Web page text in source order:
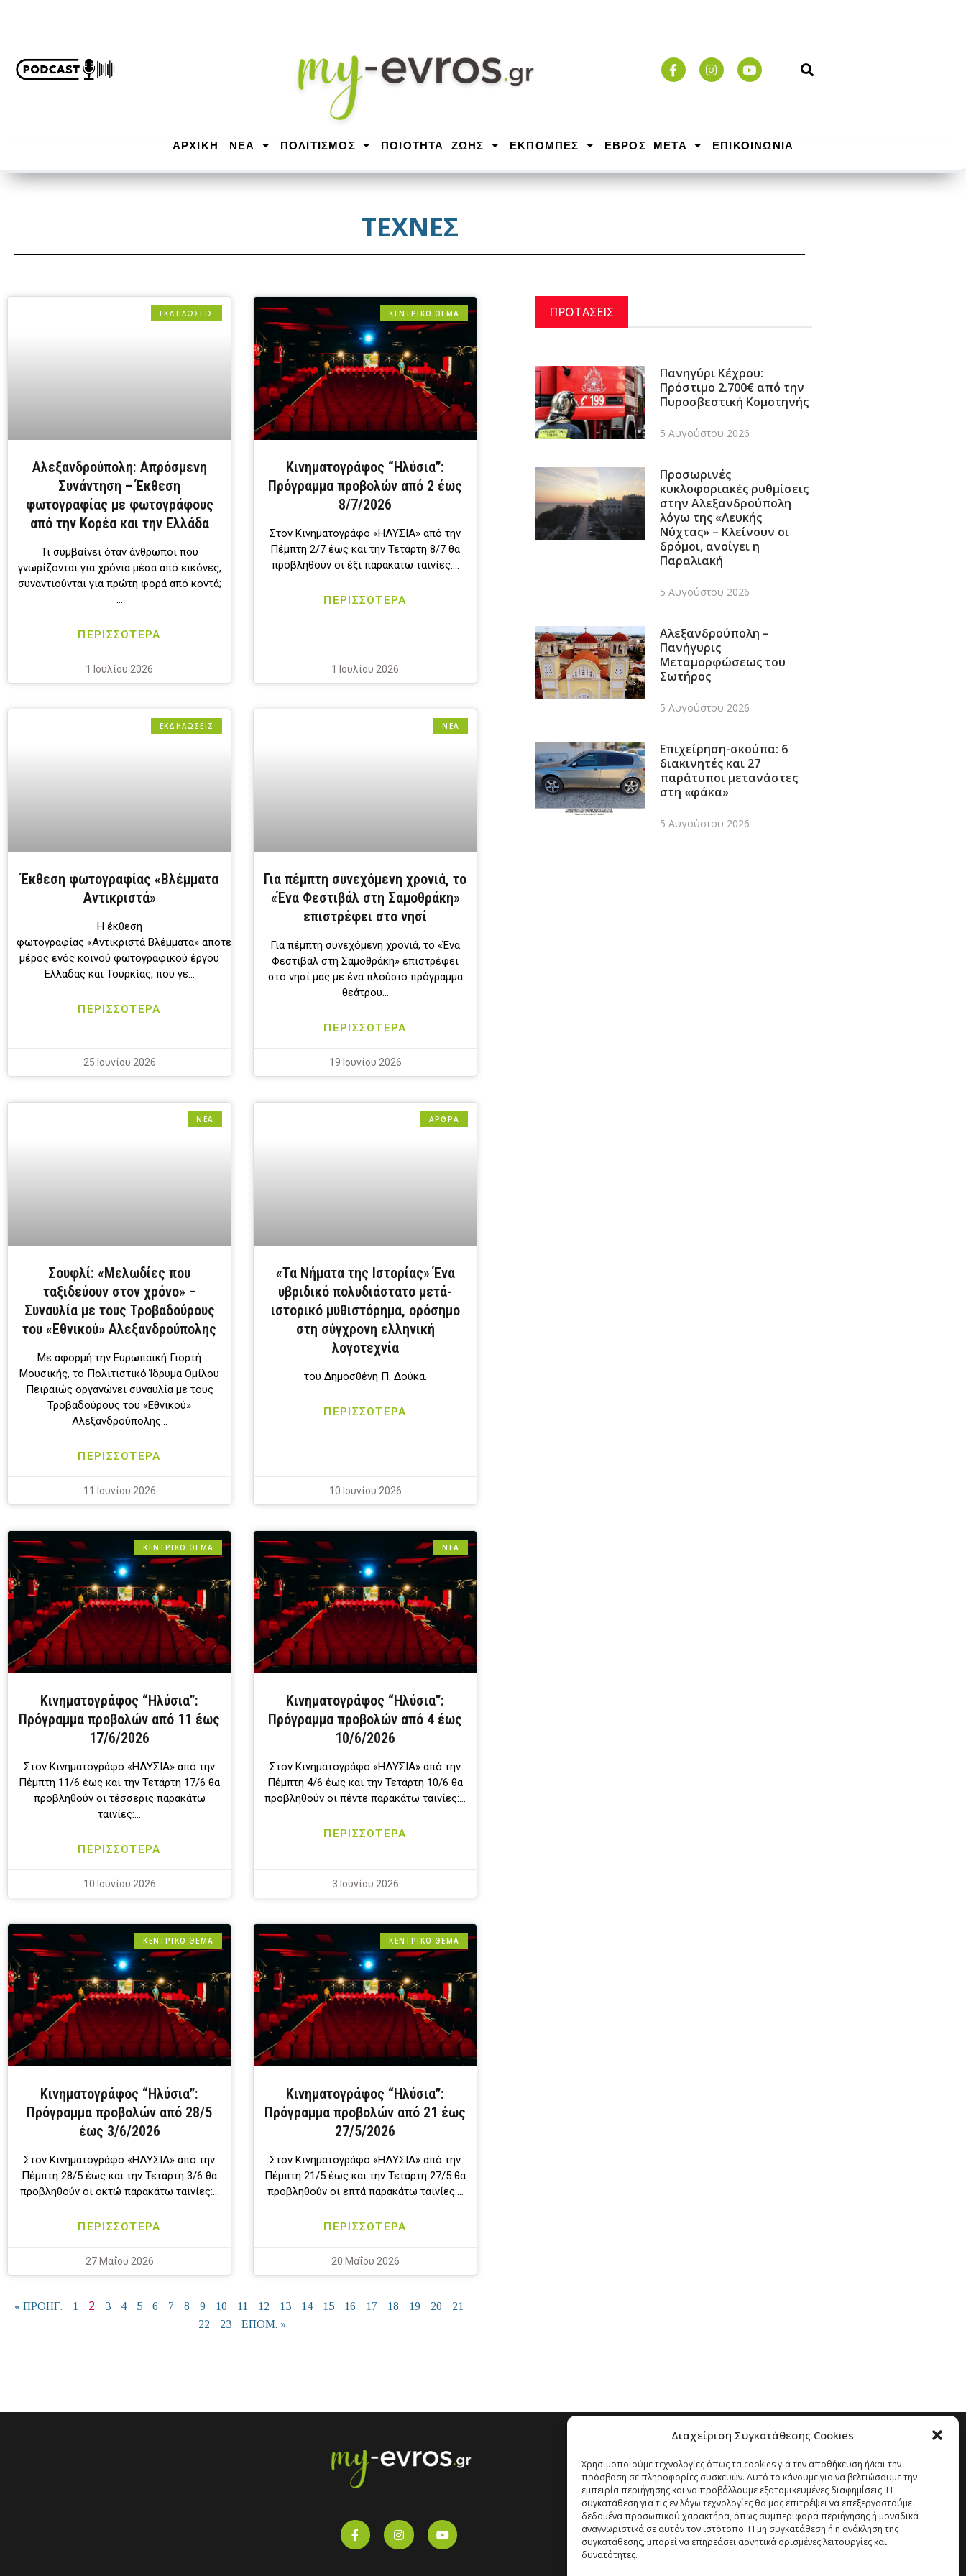
Διαχείριση Συγκατάθεσης Cookies
Χρησιμοποιούμε τεχνολογίες όπως τα cookies για την αποθήκευση ή/και την
πρόσβαση σε πληροφορίες συσκευών. Αυτό το κάνουμε για να βελτιώσουμε την
εμπειρία περιήγησης και να προβάλλουμε εξατομικευμένες διαφημίσεις. Η
συγκατάθεση για τις εν λόγω τεχνολογίες θα μας επιτρέψει να επεξεργαστούμε
δεδομένα προσωπικού χαρακτήρα, όπως συμπεριφορά περιήγησης ή μοναδικά
αναγνωριστικά σε αυτόν τον ιστότοπο. Η μη συγκατάθεση ή η ανάκληση της
συγκατάθεσης, μπορεί να επηρεάσει αρνητικά ορισμένες λειτουργίες και
δυνατότητες.
ΑΡΧΙΚΉ ΝΕΑ ΠΟΛΙΤΙΣΜΟΣ ΠΟΙΟΤΗΤΑ ΖΩΗΣ ΕΚΠΟΜΠΕΣ ΕΒΡΟΣ ΜΕΤΑ ΕΠΙΚΟΙΝΩΝΙΑ
ΤΕΧΝΕΣ
ΕΚΔΗΛΩΣΕΙΣ
Αλεξανδρούπολη: Απρόσμενη
Συνάντηση – Έκθεση
φωτογραφίας με φωτογράφους
από την Κορέα και την Ελλάδα
Τι συμβαίνει όταν άνθρωποι που
γνωρίζονται για χρόνια μέσα από εικόνες,
συναντιούνται για πρώτη φορά από κοντά;
…
ΠΕΡΙΣΣΟΤΕΡΑ
1 Ιουλίου 2026
ΚΕΝΤΡΙΚΟ ΘΕΜΑ
Κινηματογράφος “Ηλύσια”:
Πρόγραμμα προβολών από 2 έως
8/7/2026
Στον Κινηματογράφο «ΗΛΥΣΙΑ» από την
Πέμπτη 2/7 έως και την Τετάρτη 8/7 θα
προβληθούν οι έξι παρακάτω ταινίες:…
ΠΕΡΙΣΣΟΤΕΡΑ
1 Ιουλίου 2026
ΕΚΔΗΛΩΣΕΙΣ
Έκθεση φωτογραφίας «Βλέμματα
Αντικριστά»
Η έκθεση
φωτογραφίας «Αντικριστά Βλέμματα» αποτελεί
μέρος ενός κοινού φωτογραφικού έργου
Ελλάδας και Τουρκίας, που γε…
ΠΕΡΙΣΣΟΤΕΡΑ
25 Ιουνίου 2026
ΝΕΑ
Για πέμπτη συνεχόμενη χρονιά, το
«Ένα Φεστιβάλ στη Σαμοθράκη»
επιστρέφει στο νησί
Για πέμπτη συνεχόμενη χρονιά, το «Ένα
Φεστιβάλ στη Σαμοθράκη» επιστρέφει
στο νησί μας με ένα πλούσιο πρόγραμμα
θεάτρου…
ΠΕΡΙΣΣΟΤΕΡΑ
19 Ιουνίου 2026
ΝΕΑ
Σουφλί: «Μελωδίες που
ταξιδεύουν στον χρόνο» –
Συναυλία με τους Τροβαδούρους
του «Εθνικού» Αλεξανδρούπολης
Με αφορμή την Ευρωπαϊκή Γιορτή
Μουσικής, το Πολιτιστικό Ίδρυμα Ομίλου
Πειραιώς οργανώνει συναυλία με τους
Τροβαδούρους του «Εθνικού»
Αλεξανδρούπολης…
ΠΕΡΙΣΣΟΤΕΡΑ
11 Ιουνίου 2026
ΑΡΘΡΑ
«Τα Νήματα της Ιστορίας» Ένα
υβριδικό πολυδιάστατο μετά-
ιστορικό μυθιστόρημα, ορόσημο
στη σύγχρονη ελληνική
λογοτεχνία
του Δημοσθένη Π. Δούκα.
ΠΕΡΙΣΣΟΤΕΡΑ
10 Ιουνίου 2026
ΚΕΝΤΡΙΚΟ ΘΕΜΑ
Κινηματογράφος “Ηλύσια”:
Πρόγραμμα προβολών από 11 έως
17/6/2026
Στον Κινηματογράφο «ΗΛΥΣΙΑ» από την
Πέμπτη 11/6 έως και την Τετάρτη 17/6 θα
προβληθούν οι τέσσερις παρακάτω
ταινίες:…
ΠΕΡΙΣΣΟΤΕΡΑ
10 Ιουνίου 2026
ΝΕΑ
Κινηματογράφος “Ηλύσια”:
Πρόγραμμα προβολών από 4 έως
10/6/2026
Στον Κινηματογράφο «ΗΛΥΣΙΑ» από την
Πέμπτη 4/6 έως και την Τετάρτη 10/6 θα
προβληθούν οι πέντε παρακάτω ταινίες:…
ΠΕΡΙΣΣΟΤΕΡΑ
3 Ιουνίου 2026
ΚΕΝΤΡΙΚΟ ΘΕΜΑ
Κινηματογράφος “Ηλύσια”:
Πρόγραμμα προβολών από 28/5
έως 3/6/2026
Στον Κινηματογράφο «ΗΛΥΣΙΑ» από την
Πέμπτη 28/5 έως και την Τετάρτη 3/6 θα
προβληθούν οι οκτώ παρακάτω ταινίες:…
ΠΕΡΙΣΣΟΤΕΡΑ
27 Μαΐου 2026
ΚΕΝΤΡΙΚΟ ΘΕΜΑ
Κινηματογράφος “Ηλύσια”:
Πρόγραμμα προβολών από 21 έως
27/5/2026
Στον Κινηματογράφο «ΗΛΥΣΙΑ» από την
Πέμπτη 21/5 έως και την Τετάρτη 27/5 θα
προβληθούν οι επτά παρακάτω ταινίες:…
ΠΕΡΙΣΣΟΤΕΡΑ
20 Μαΐου 2026
« ΠΡΟΗΓ. 1 2 3 4 5 6 7 8 9 10 11 12 13 14 15 16 17 18 19 20
21
22
23 ΕΠΟΜ. »
ΠΡΟΤΑΣΕΙΣ
Πανηγύρι Κέχρου:
Πρόστιμο 2.700€ από την
Πυροσβεστική Κομοτηνής
5 Αυγούστου 2026
Προσωρινές
κυκλοφοριακές ρυθμίσεις
στην Αλεξανδρούπολη
λόγω της «Λευκής
Νύχτας» – Κλείνουν οι
δρόμοι, ανοίγει η
Παραλιακή
5 Αυγούστου 2026
Αλεξανδρούπολη –
Πανήγυρις
Μεταμορφώσεως του
Σωτήρος
5 Αυγούστου 2026
Επιχείρηση-σκούπα: 6
διακινητές και 27
παράτυποι μετανάστες
στη «φάκα»
5 Αυγούστου 2026